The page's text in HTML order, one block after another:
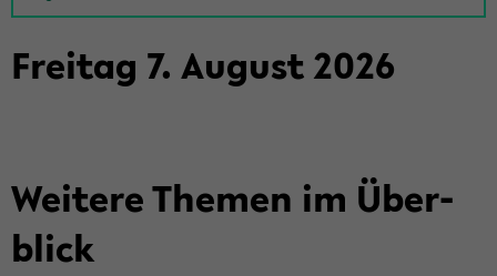
Frei­tag 7. Au­gust2026
Wei­te­re The­men im Über­
blick